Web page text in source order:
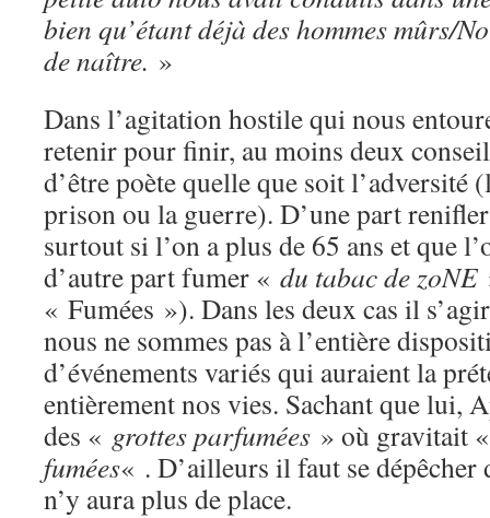
bien qu’étant déjà des hommes mûrs/
de naître. »
Dans l’agitation hostile qui nous
retenir pour finir, au moins deux
d’être poète quelle que soit l’adversité
prison ou la guerre). D’une part
surtout si l’on a plus de 65 ans et que
d’autre part fumer « du tabac de zoNE
« Fumées »). Dans les deux cas il
nous ne sommes pas à l’entière
d’événements variés qui auraient la
entièrement nos vies. Sachant que lui,
des « grottes parfumées » où gravitait
fumées« . D’ailleurs il faut se dépêcher
n’y aura plus de place.